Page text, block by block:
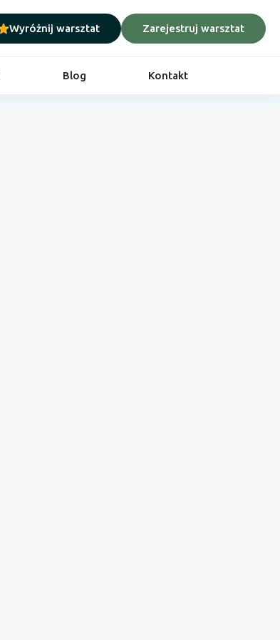
Wyróżnij warsztat Zarejestruj warsztat
Blog Kontakt